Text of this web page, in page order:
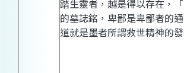
踏生靈者，越是得以存在，
的墓誌銘，卑鄙是卑鄙者的
道就是墨者所謂救世精神的